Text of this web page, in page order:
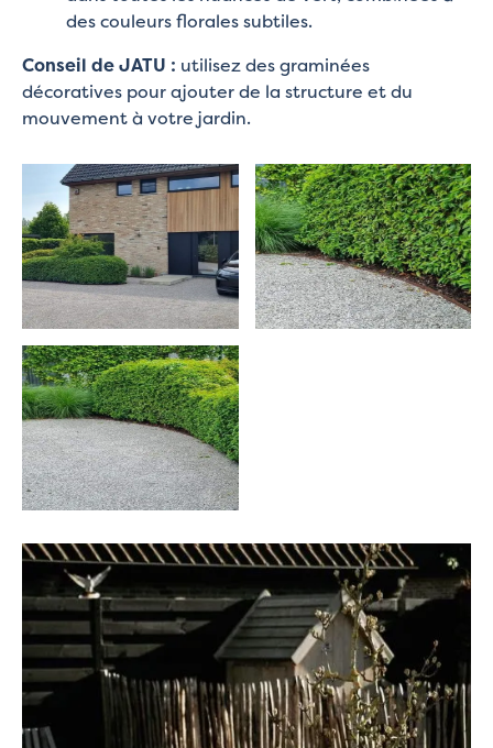
des couleurs florales subtiles.
Conseil de JATU : utilisez des graminées
décoratives pour ajouter de la structure et du
mouvement à votre jardin.